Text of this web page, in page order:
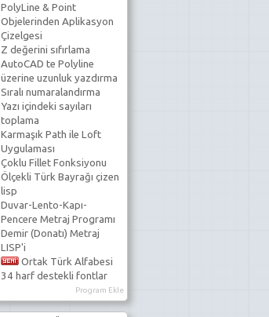
PolyLine & Point
Objelerinden Aplikasyon
Çizelgesi
Z değerini sıfırlama
AutoCAD te Polyline
üzerine uzunluk yazdırma
Sıralı numaralandırma
Yazı içindeki sayıları
toplama
Karmaşık Path ile Loft
Uygulaması
Çoklu Fillet Fonksiyonu
Ölçekli Türk Bayrağı çizen
lisp
Duvar-Lento-Kapı-
Pencere Metraj Programı
Demir (Donatı) Metraj
LISP'i
Ortak Türk Alfabesi
34 harf destekli fontlar
Program Ekle